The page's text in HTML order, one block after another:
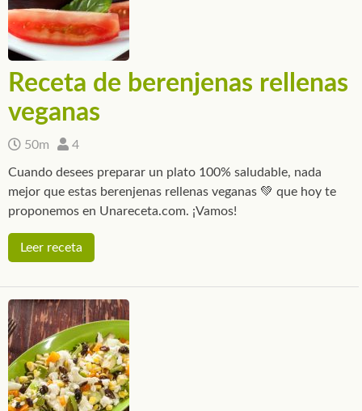
Receta de berenjenas rellenas
veganas
50m 4
Cuando desees preparar un plato 100% saludable, nada
mejor que estas berenjenas rellenas veganas 💚 que hoy te
proponemos en Unareceta.com. ¡Vamos!
Leer receta